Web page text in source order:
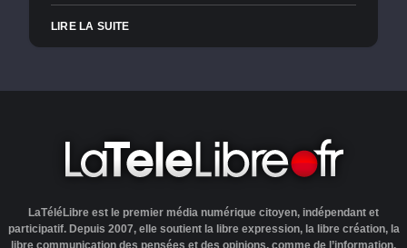
LIRE LA SUITE
LaTéléLibre est le premier média numérique citoyen, indépendant et
participatif. Depuis 2007, elle soutient la libre expression, la libre création, la